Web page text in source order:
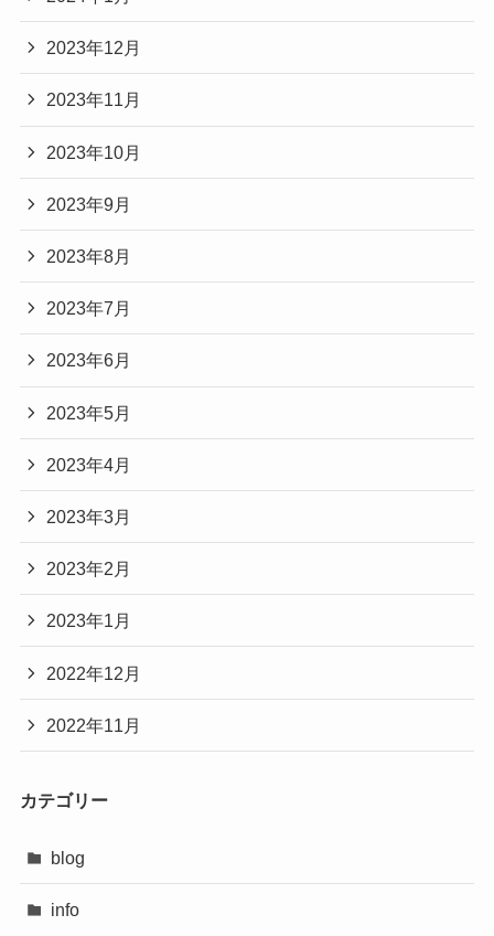
2023年12月
2023年11月
2023年10月
2023年9月
2023年8月
2023年7月
2023年6月
2023年5月
2023年4月
2023年3月
2023年2月
2023年1月
2022年12月
2022年11月
カテゴリー
blog
info